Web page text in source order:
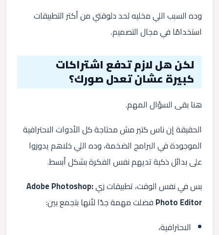
وده السبب اللي مخليه لحد دلوقتي من أكتر التطبيقات
استخدامًا في مجال التصميم.
لكن هل لازم تدفع اشتراكات
كبيرة عشان تعدل صورك؟
هنا بقى السؤال المهم.
الحقيقة إن ناس كتير مش محتاجة كل الأدوات الاحترافية
الموجودة في البرامج الضخمة، وده اللي خلاهم يدوروا
على بدائل ذكية تديهم نفس الفكرة بشكل أبسط.
بس في نفس الوقت، تطبيقات زيAdobe Photoshop:
Photo Editor فضلت مهمة جدًا لأنها بتجمع بين:
الاحترافية،